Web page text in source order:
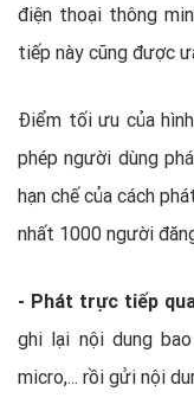
điện thoại thông
tiếp này cũng được
Điểm tối ưu của
phép người dùng
hạn chế của cách
nhất 1000 người
- Phát trực tiếp
ghi lại nội dung
micro,... rồi gửi nội